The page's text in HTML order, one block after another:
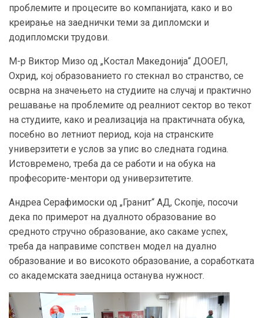
проблемите и процесите во компанијата, како и во
креирање на заеднички теми за дипломски и
додипломски трудови.
М-р Виктор Мизо од „Костал Македонија“ ДООЕЛ,
Охрид, кој образованието го стекнал во странство, се
осврна на значењето на студиите на случај и практично
решавање на проблемите од реалниот сектор во текот
на студиите, како и реализација на практичната обука,
посебно во летниот период, која на странските
универзитети е услов за упис во следната година.
Истовремено, треба да се работи и на обука на
професорите-ментори од универзитетите.
Андреа Серафимоски од „Гранит“ АД, Скопје, посочи
дека по примерот на дуалното образование во
средното стручно образование, ако сакаме успех,
треба да направиме сопствен модел на дуално
образование и во високото образование, а соработката
со академската заедница останува нужност.